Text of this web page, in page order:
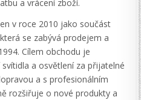
a vrácení zboží.
v roce 2010 jako součást
se zabývá prodejem a
Cílem obchodu je
a osvětlení za přijatelné
a s profesionálním
rozšiřuje o nové produkty a